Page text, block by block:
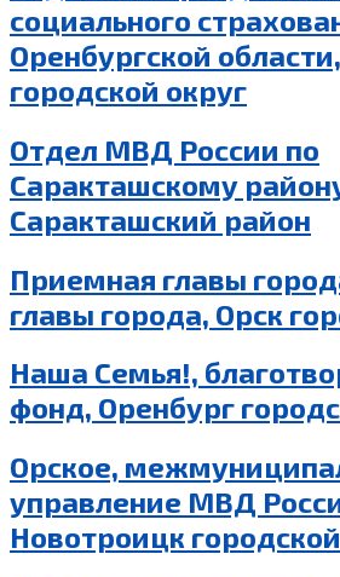
социального
Оренбургской
городской округ
Отдел МВД России по
Саракташскому
Саракташский район
Приемная главы
главы города, Орск
Наша Семья!,
фонд, Оренбург
Орское,
управление МВД
Новотроицк